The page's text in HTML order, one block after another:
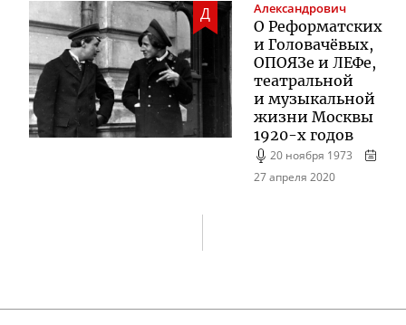
Д
Александрович
О Реформатских
и Головачёвых,
ОПОЯЗе и ЛЕФе,
театральной
и музыкальной
жизни Москвы
1920-х годов
20 ноября 1973
27 апреля 2020